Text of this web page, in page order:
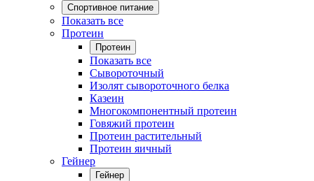
Спортивное питание
Показать все
Протеин
Протеин
Показать все
Сывороточный
Изолят сывороточного белка
Казеин
Многокомпонентный протеин
Говяжий протеин
Протеин растительный
Протеин яичный
Гейнер
Гейнер